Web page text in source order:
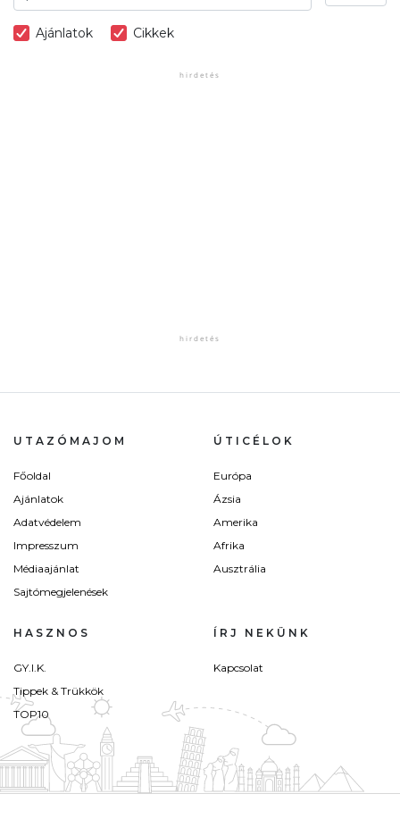
Ajánlatok Cikkek
UTAZÓMAJOM
Főoldal
Ajánlatok
Adatvédelem
Impresszum
Médiaajánlat
Sajtómegjelenések
ÚTICÉLOK
Európa
Ázsia
Amerika
Afrika
Ausztrália
HASZNOS
GY.I.K.
Tippek & Trükkök
TOP10
ÍRJ NEKÜNK
Kapcsolat